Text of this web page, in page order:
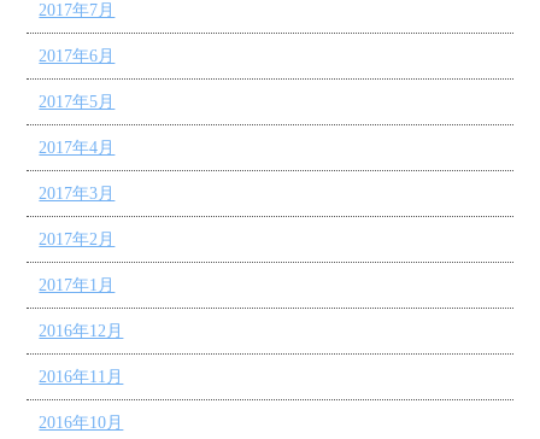
2017年7月
2017年6月
2017年5月
2017年4月
2017年3月
2017年2月
2017年1月
2016年12月
2016年11月
2016年10月